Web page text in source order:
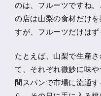
のは、フルーツですね
の店は山梨の食材だけ
すが、フルーツだけはず
たとえば、山梨で生産
て、それぞれ微妙に味
間スパンで市場に流通